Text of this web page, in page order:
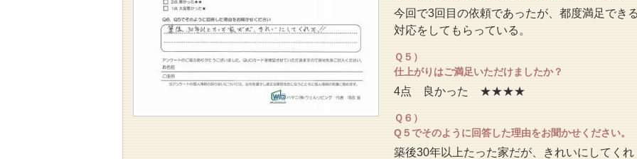
今回で3回目の依頼であったが、都度満足でき
対応をしてもらっている。
Ｑ５）
仕上がりはご満足いただけましたか？
4点 良かった ★★★★
Ｑ６）
Q５でそのように回答した理由をお聞かせください。
築後30年以上たった家だが、きれいにしてくれ